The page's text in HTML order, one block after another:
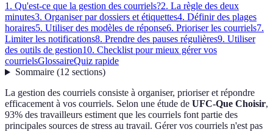
1. Qu'est-ce que la gestion des courriels?2. La règle des deux
minutes3. Organiser par dossiers et étiquettes4. Définir des plages
horaires5. Utiliser des modèles de réponse6. Prioriser les courriels7.
Limiter les notifications8. Prendre des pauses régulières9. Utiliser
des outils de gestion10. Checklist pour mieux gérer vos
courrielsGlossaireQuiz rapide
Sommaire(12 sections)
La gestion des courriels consiste à organiser, prioriser et répondre
efficacement à vos courriels. Selon une étude de UFC-Que Choisir,
93% des travailleurs estiment que les courriels font partie des
principales sources de stress au travail. Gérer vos courriels n'est pas